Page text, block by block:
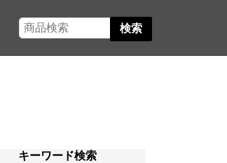
検索
キーワード検索